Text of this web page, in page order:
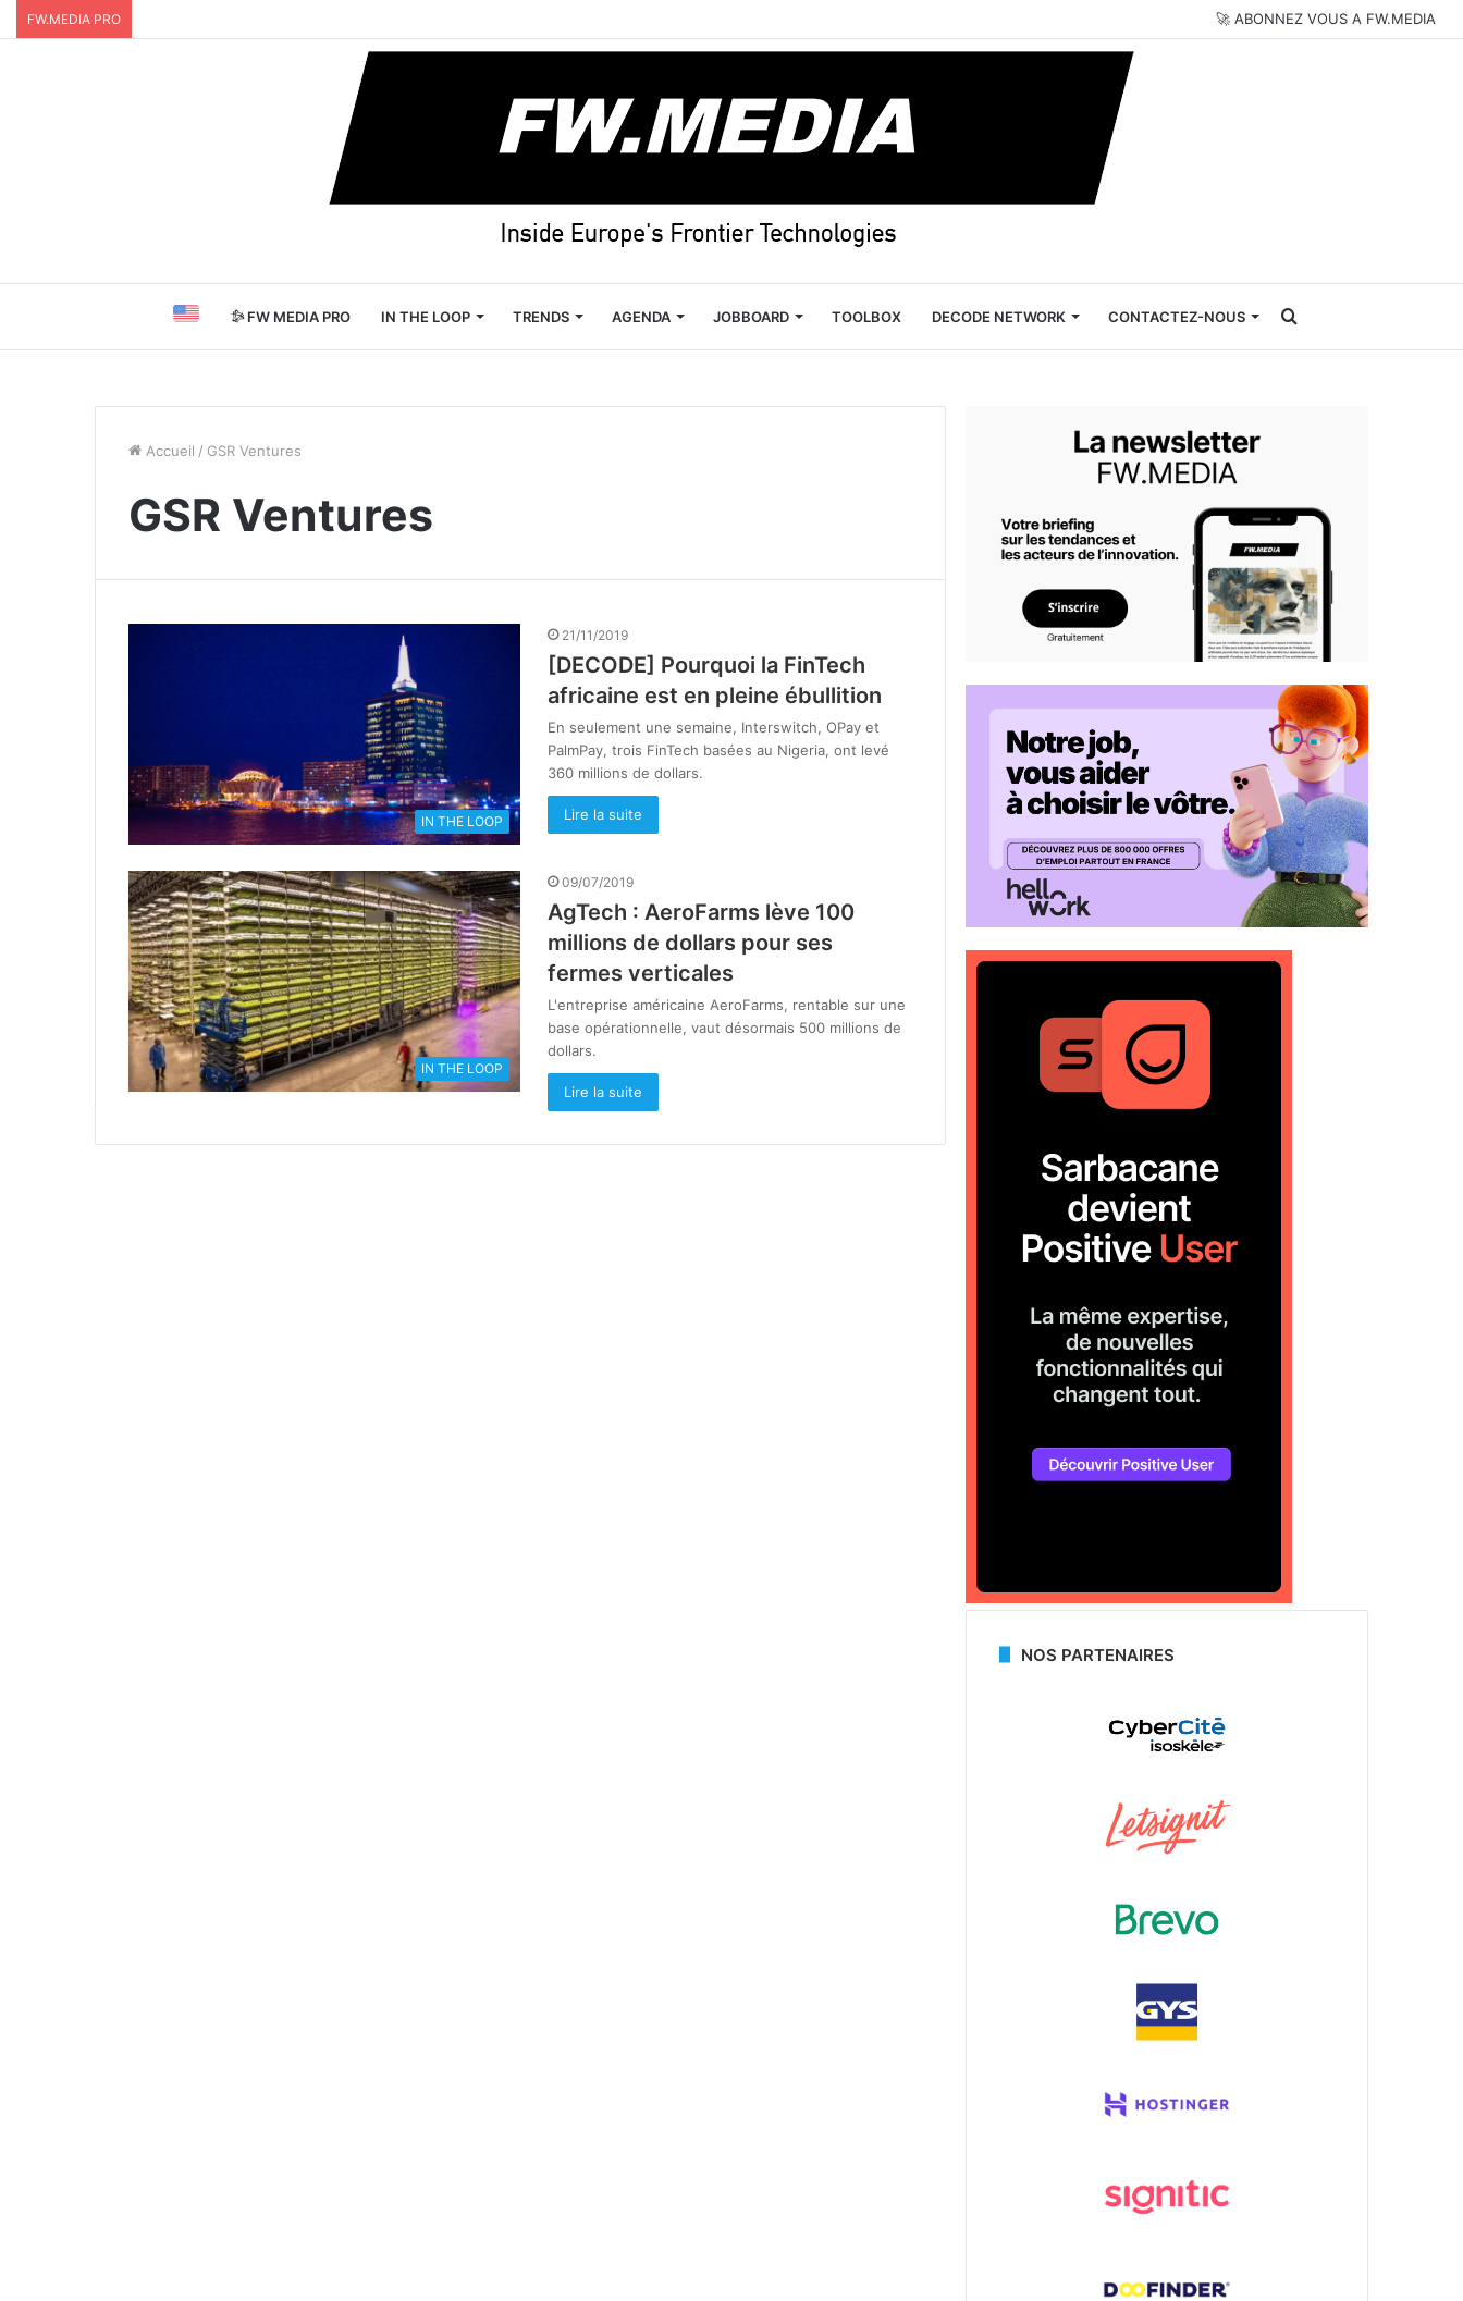
FW.MEDIA PRO 🚀 ABONNEZ VOUS A FW.MEDIA
FW MEDIA PRO IN THE LOOP TRENDS AGENDA JOBBOARD TOOLBOX DECODE NETWORK CONTACTEZ-NOUS Rechercher
Accueil / GSR Ventures
GSR Ventures
IN THE LOOP
21/11/2019
[DECODE] Pourquoi la FinTech
africaine est en pleine ébullition
En seulement une semaine, Interswitch, OPay et
PalmPay, trois FinTech basées au Nigeria, ont levé
360 millions de dollars.
Lire la suite
IN THE LOOP
09/07/2019
AgTech : AeroFarms lève 100
millions de dollars pour ses
fermes verticales
L'entreprise américaine AeroFarms, rentable sur une
base opérationnelle, vaut désormais 500 millions de
dollars.
Lire la suite
NOS PARTENAIRES